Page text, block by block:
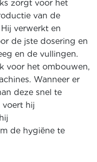
zorgt voor het
van de
verwerkt en
de jste dosering en
en de vullingen.
voor het ombouwen,
Wanneer er
deze snel te
voert hij
de hygiëne te